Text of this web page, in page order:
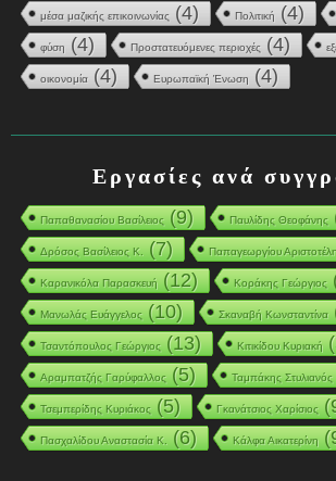
μέσα μαζικής επικοινωνίας (4) Πολιτική (4)
φύση (4) Προστατευόμενες περιοχές (4)
οικονομία (4) Ευρωπαϊκή Ένωση (4)
Εργασίες ανά
Παπαθανασίου Βασίλειος(9) Παυλίδης Θεοφάνης
Δρόσος Βασίλειος Κ.(7) Παπαγεωργίου
Καρανικόλα Παρασκευή(12) Κοράκης Γεώργιος
Μανωλάς Ευάγγελος(10) Σκαναβή Κωνσταντίνα
Τσαντόπουλος Γεώργιος(13) Κιτικίδου Κυριακή
Αραμπατζής Γαρύφαλλος(5) Ταμπάκης Στυλιανός
Τσεμπερίδης Κυριάκος(5) Γκανάτσιος Χαρίσιος
Πασχαλίδου Αναστασία Κ.(6) Κάλφα Αικατερίνη